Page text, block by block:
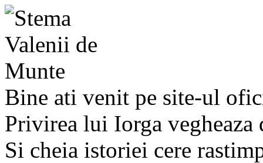
Bine ati venit pe site-ul
Privirea lui Iorga
Si cheia istoriei cere